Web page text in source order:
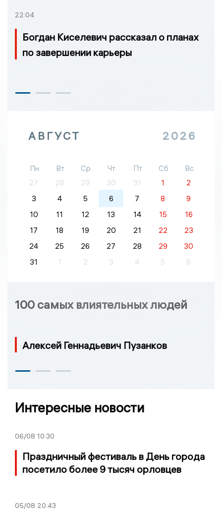
22:04
Богдан Киселевич рассказал о планах
по завершении карьеры
АВГУСТ 2026
Пн Вт Ср Чт Пт Сб
Вс
27
28 29 30 31 1
2
3
4 5 6 7 8
9
10
11 12 13 14 15
16
17
18 19 20 21 22
23
24
25 26 27 28 29
30
31
1 2 3 4 5 6
100 самых влиятельных людей
Алексей Геннадьевич Пузанков
Интересные новости
06/08 10:30
Праздничный фестиваль в День города
посетило более 9 тысяч орловцев
05/08 20:43